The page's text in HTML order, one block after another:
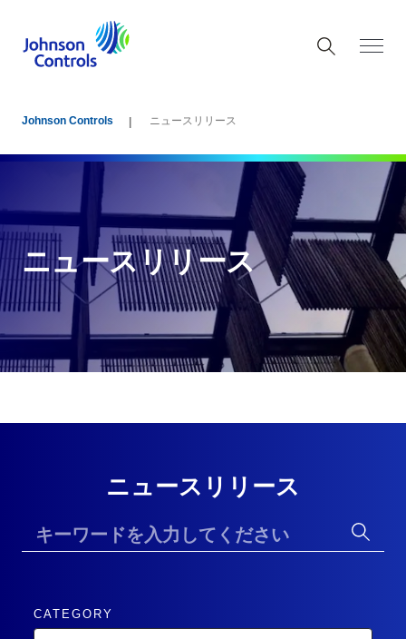
Johnson Controls ニュースリリース
ニュースリリース
ニュースリリース
CATEGORY